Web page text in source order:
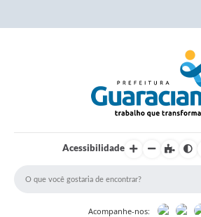
Acessibilidade
Acompanhe-nos: